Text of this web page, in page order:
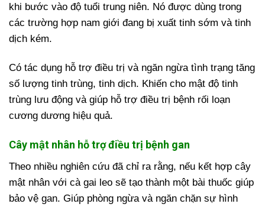
khi bước vào độ tuổi trung niên. Nó được dùng trong
các trường hợp nam giới đang bị xuất tinh sớm và tinh
dịch kém.
Có tác dụng hỗ trợ điều trị và ngăn ngừa tình trạng tăng
số lượng tinh trùng, tinh dịch. Khiến cho mật độ tinh
trùng lưu động và giúp hỗ trợ điều trị bệnh rối loạn
cương dương hiệu quả.
Cây mật nhân hỗ trợ điều trị bệnh gan
Theo nhiều nghiên cứu đã chỉ ra rằng, nếu kết hợp cây
mật nhân với cà gai leo sẽ tạo thành một bài thuốc giúp
bảo vệ gan. Giúp phòng ngừa và ngăn chặn sự hình